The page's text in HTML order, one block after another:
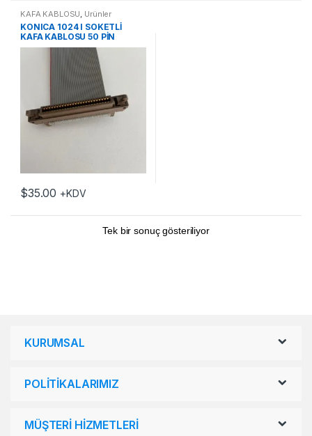
KAFA KABLOSU, Ürünler
KONICA 1024 I SOKETLİ
KAFA KABLOSU 50 PİN
$35.00 +KDV
Tek bir sonuç gösteriliyor
KURUMSAL
POLİTİKALARIMIZ
MÜŞTERİ HİZMETLERİ